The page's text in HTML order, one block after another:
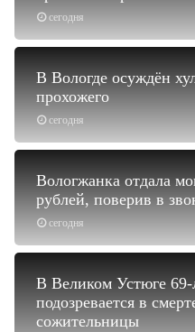
сегодня
сегодня
В Вологде осуждён
прохожего
сегодня
Вологжанка отдала
рублей, поверив в
В Великом Устюге
подозревается в
сожительницы